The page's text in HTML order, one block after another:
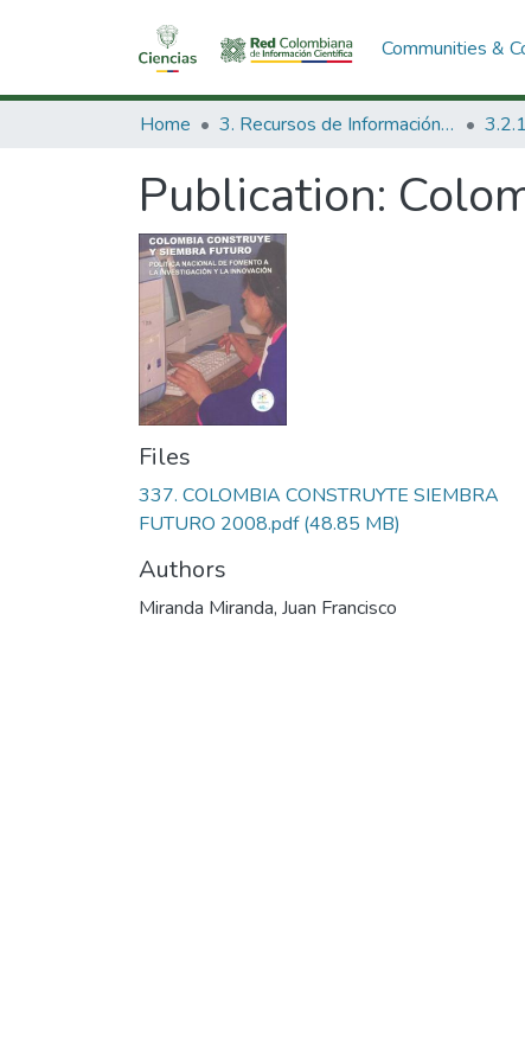
Communities &
Home 3. Recursos de Información Científica y Tecnológica
Publication:
Files
337. COLOMBIA CONSTRUYTE SIEMBRA
FUTURO 2008.pdf(48.85 MB)
Authors
Miranda Miranda, Juan Francisco